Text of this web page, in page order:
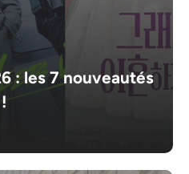
: les 7 nouveautés